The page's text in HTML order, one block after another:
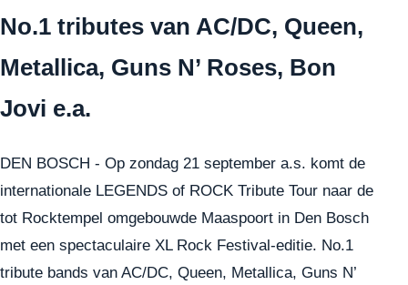
No.1 tributes van AC/DC, Queen,
Metallica, Guns N’ Roses, Bon
Jovi e.a.
DEN BOSCH - Op zondag 21 september a.s. komt de
internationale LEGENDS of ROCK Tribute Tour naar de
tot Rocktempel omgebouwde Maaspoort in Den Bosch
met een spectaculaire XL Rock Festival-editie. No.1
tribute bands van AC/DC, Queen, Metallica, Guns N’